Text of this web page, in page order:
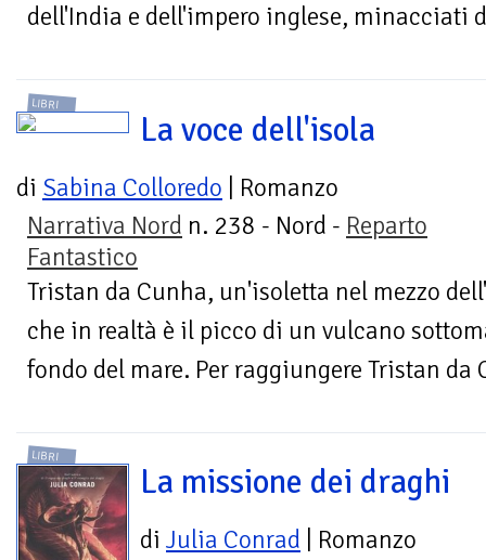
dell'India e dell'impero inglese, minacciati
LIBRI
La voce dell'isola
di Sabina Colloredo | Romanzo
Narrativa Nord n. 238 - Nord - Reparto
Fantastico
Tristan da Cunha, un'isoletta nel mezzo
che in realtà è il picco di un vulcano
fondo del mare. Per raggiungere Tristan da
LIBRI
La missione dei draghi
di Julia Conrad | Romanzo